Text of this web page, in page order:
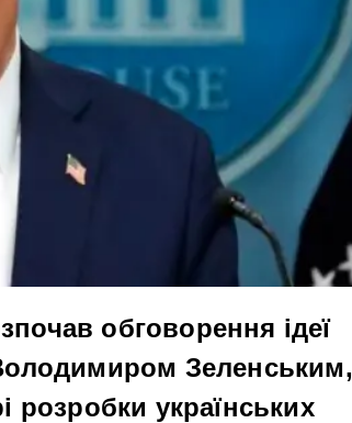
обговорення ідеї
Зеленським,
розробки українських